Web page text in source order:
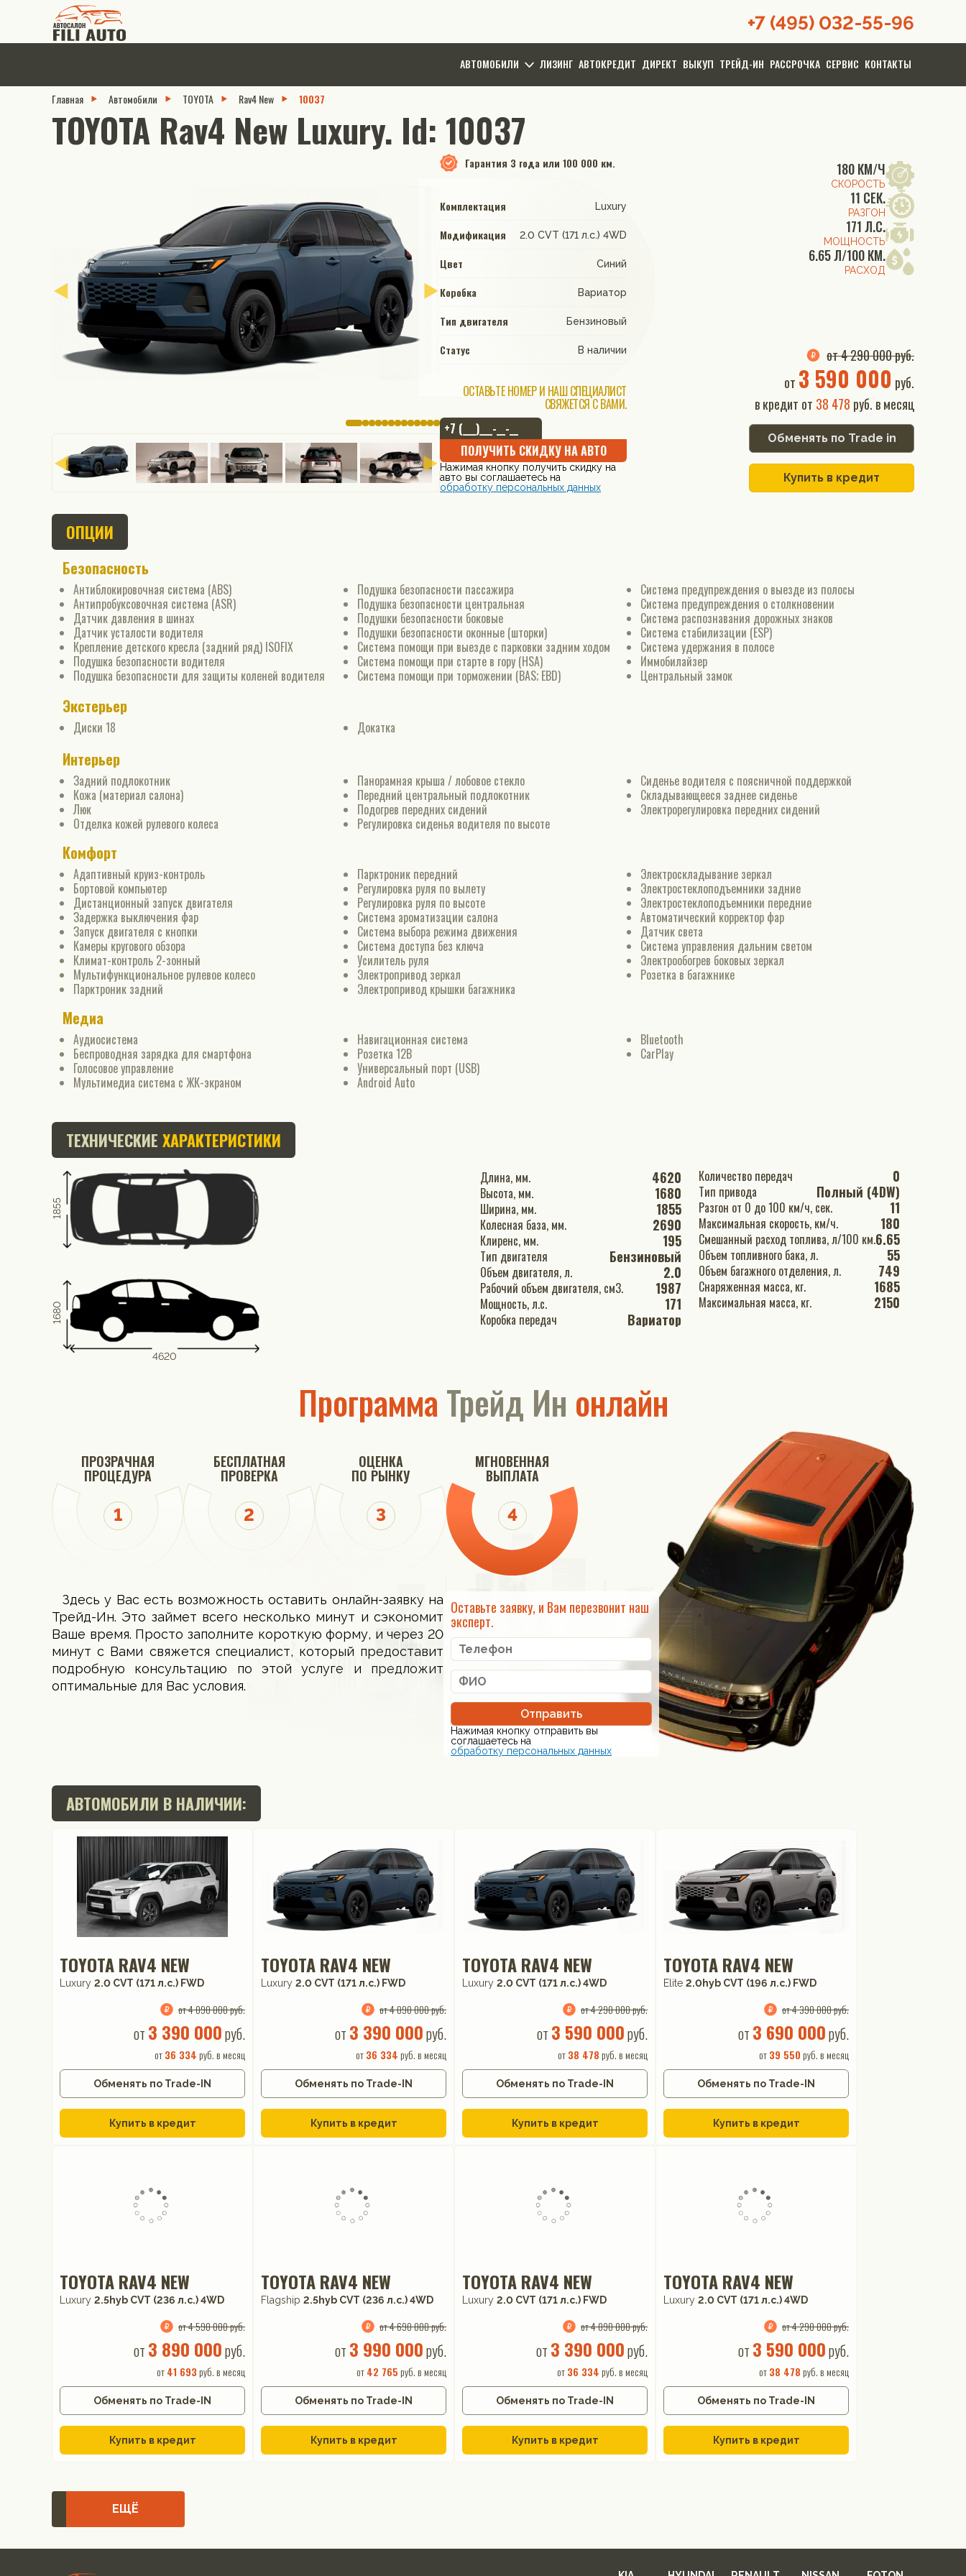
+7 (495) 032-55-96
АВТОМОБИЛИ ЛИЗИНГ АВТОКРЕДИТ ДИРЕКТ ВЫКУП ТРЕЙД-ИН РАССРОЧКА СЕРВИС КОНТАКТЫ
Главная Автомобили TOYOTA Rav4 New 10037
TOYOTA Rav4 New Luxury. Id: 10037
Гарантия 3 года или 100 000 км.
Комплектация Luxury
Модификация 2.0 CVT (171 л.с.) 4WD
Цвет Синий
Коробка Вариатор
Тип двигателя Бензиновый
Статус В наличии
ОСТАВЬТЕ НОМЕР И НАШ СПЕЦИАЛИСТ
СВЯЖЕТСЯ С ВАМИ.
ПОЛУЧИТЬ СКИДКУ НА АВТО
Нажимая кнопку получить скидку на
авто вы соглашаетесь на
обработку персональных данных
180 КМ/Ч
СКОРОСТЬ
11 СЕК.
РАЗГОН
171 Л.С.
МОЩНОСТЬ
6.65 Л/100 КМ.
РАСХОД
от 4 290 000 руб.
от 3 590 000 руб.
в кредит от 38 478 руб. в месяц
Обменять по Trade in
Купить в кредит
ОПЦИИ
Безопасность
Антиблокировочная система (ABS)
Антипробуксовочная система (ASR)
Датчик давления в шинах
Датчик усталости водителя
Крепление детского кресла (задний ряд) ISOFIX
Подушка безопасности водителя
Подушка безопасности для защиты коленей водителя
Подушка безопасности пассажира
Подушка безопасности центральная
Подушки безопасности боковые
Подушки безопасности оконные (шторки)
Система помощи при выезде с парковки задним ходом
Система помощи при старте в гору (HSA)
Система помощи при торможении (BAS; EBD)
Система предупреждения о выезде из полосы
Система предупреждения о столкновении
Система распознавания дорожных знаков
Система стабилизации (ESP)
Система удержания в полосе
Иммобилайзер
Центральный замок
Экстерьер
Диски 18 Докатка
Интерьер
Задний подлокотник
Кожа (материал салона)
Люк
Отделка кожей рулевого колеса
Панорамная крыша / лобовое стекло
Передний центральный подлокотник
Подогрев передних сидений
Регулировка сиденья водителя по высоте
Сиденье водителя с поясничной поддержкой
Складывающееся заднее сиденье
Электрорегулировка передних сидений
Комфорт
Адаптивный круиз-контроль
Бортовой компьютер
Дистанционный запуск двигателя
Задержка выключения фар
Запуск двигателя с кнопки
Камеры кругового обзора
Климат-контроль 2-зонный
Мультифункциональное рулевое колесо
Парктроник задний
Парктроник передний
Регулировка руля по вылету
Регулировка руля по высоте
Система ароматизации салона
Система выбора режима движения
Система доступа без ключа
Усилитель руля
Электропривод зеркал
Электропривод крышки багажника
Электроскладывание зеркал
Электростеклоподъемники задние
Электростеклоподъемники передние
Автоматический корректор фар
Датчик света
Система управления дальним светом
Электрообогрев боковых зеркал
Розетка в багажнике
Медиа
Аудиосистема
Беспроводная зарядка для смартфона
Голосовое управление
Мультимедиа система с ЖК-экраном
Навигационная система
Розетка 12В
Универсальный порт (USB)
Android Auto
Bluetooth
CarPlay
ТЕХНИЧЕСКИЕ ХАРАКТЕРИСТИКИ
4620
1680
1855
Длина, мм. 4620
Высота, мм. 1680
Ширина, мм. 1855
Колесная база, мм. 2690
Клиренс, мм. 195
Тип двигателя Бензиновый
Объем двигателя, л. 2.0
Рабочий объем двигателя, см3. 1987
Мощность, л.с. 171
Коробка передач Вариатор
Количество передач 0
Тип привода Полный (4DW)
Разгон от 0 до 100 км/ч, сек. 11
Максимальная скорость, км/ч. 180
Смешанный расход топлива, л/100 км.6.65
Объем топливного бака, л. 55
Объем багажного отделения, л. 749
Снаряженная масса, кг. 1685
Максимальная масса, кг. 2150
ПрограммаТрейд Ин онлайн
ПРОЗРАЧНАЯ
ПРОЦЕДУРА
БЕСПЛАТНАЯ
ПРОВЕРКА
ОЦЕНКА
ПО РЫНКУ
МГНОВЕННАЯ
ВЫПЛАТА
Здесь у Вас есть возможность оставить онлайн-заявку на
Трейд-Ин. Это займет всего несколько минут и сэкономит
Ваше время. Просто заполните короткую форму, и через 20
минут с Вами свяжется специалист, который предоставит
подробную консультацию по этой услуге и предложит
оптимальные для Вас условия.
Оставьте заявку, и Вам перезвонит наш
эксперт.
Отправить
Нажимая кнопку отправить вы
соглашаетесь на
обработку персональных данных
АВТОМОБИЛИ В НАЛИЧИИ:
TOYOTA RAV4 NEW
Luxury 2.0 CVT (171 л.с.) FWD
от 4 090 000 руб.
от 3 390 000руб.
от36 334 руб. в месяц
Обменять по Trade-IN
Купить в кредит
TOYOTA RAV4 NEW
Luxury 2.0 CVT (171 л.с.) FWD
от 4 090 000 руб.
от 3 390 000руб.
от36 334 руб. в месяц
Обменять по Trade-IN
Купить в кредит
TOYOTA RAV4 NEW
Luxury 2.0 CVT (171 л.с.) 4WD
от 4 290 000 руб.
от 3 590 000руб.
от38 478 руб. в месяц
Обменять по Trade-IN
Купить в кредит
TOYOTA RAV4 NEW
Elite 2.0hyb CVT (196 л.с.) FWD
от 4 390 000 руб.
от 3 690 000руб.
от39 550 руб. в месяц
Обменять по Trade-IN
Купить в кредит
TOYOTA RAV4 NEW
Luxury 2.5hyb CVT (236 л.с.) 4WD
от 4 590 000 руб.
от 3 890 000руб.
от41 693 руб. в месяц
Обменять по Trade-IN
Купить в кредит
TOYOTA RAV4 NEW
Flagship 2.5hyb CVT (236 л.с.) 4WD
от 4 690 000 руб.
от 3 990 000руб.
от42 765 руб. в месяц
Обменять по Trade-IN
Купить в кредит
TOYOTA RAV4 NEW
Luxury 2.0 CVT (171 л.с.) FWD
от 4 090 000 руб.
от 3 390 000руб.
от36 334 руб. в месяц
Обменять по Trade-IN
Купить в кредит
TOYOTA RAV4 NEW
Luxury 2.0 CVT (171 л.с.) 4WD
от 4 290 000 руб.
от 3 590 000руб.
от38 478 руб. в месяц
Обменять по Trade-IN
Купить в кредит
ЕЩЁ